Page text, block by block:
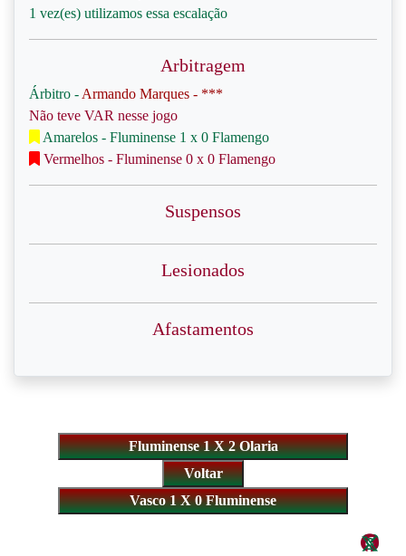
1 vez(es) utilizamos essa escalação
Arbitragem
Árbitro - Armando Marques - ***
Não teve VAR nesse jogo
Amarelos - Fluminense 1 x 0 Flamengo
Vermelhos - Fluminense 0 x 0 Flamengo
Suspensos
Lesionados
Afastamentos